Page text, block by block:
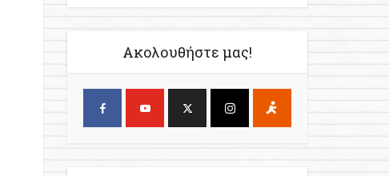
Ακολουθήστε μας!